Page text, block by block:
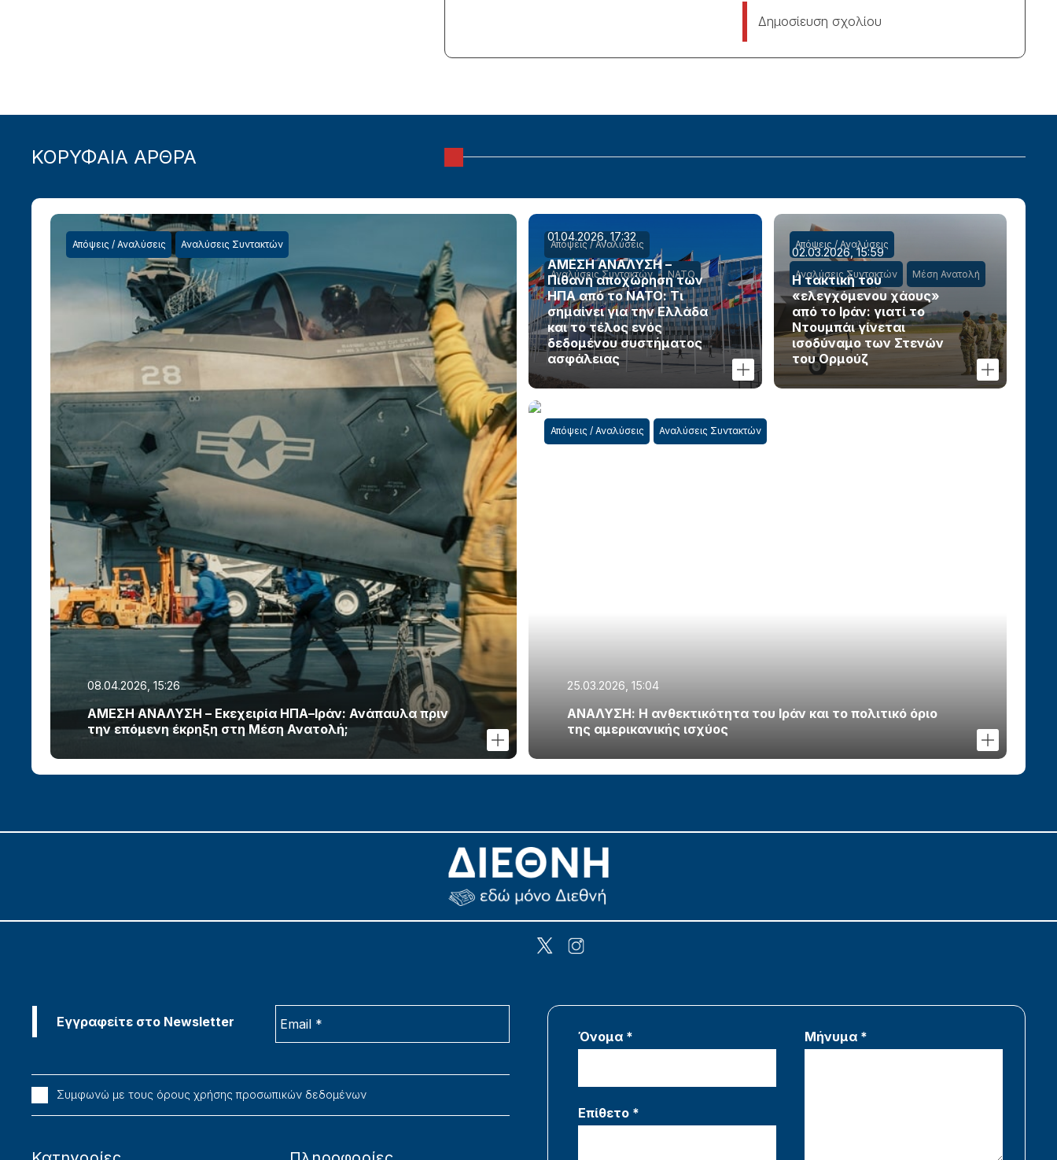
Δημοσίευση σχολίου
ΚΟΡΥΦΑΙΑ ΑΡΘΡΑ
Απόψεις / Αναλύσεις Αναλύσεις Συντακτών
08.04.2026, 15:26
ΑΜΕΣΗ ΑΝΑΛΥΣΗ – Εκεχειρία ΗΠΑ–Ιράν: Ανάπαυλα πριν
την επόμενη έκρηξη στη Μέση Ανατολή;
Απόψεις / Αναλύσεις
Αναλύσεις Συντακτών ΝΑΤΟ
01.04.2026, 17:32
ΑΜΕΣΗ ΑΝΑΛΥΣΗ –
Πιθανή αποχώρηση των
ΗΠΑ από το ΝΑΤΟ: Τι
σημαίνει για την Ελλάδα
και το τέλος ενός
δεδομένου συστήματος
ασφάλειας
Απόψεις / Αναλύσεις
Αναλύσεις Συντακτών Μέση Ανατολή
02.03.2026, 15:59
Η τακτική του
«ελεγχόμενου χάους»
από το Ιράν: γιατί το
Ντουμπάι γίνεται
ισοδύναμο των Στενών
του Ορμούζ
Απόψεις / Αναλύσεις Αναλύσεις Συντακτών
25.03.2026, 15:04
ΑΝΑΛΥΣΗ: Η ανθεκτικότητα του Ιράν και το πολιτικό όριο
της αμερικανικής ισχύος
Συμφωνώ με τους όρους χρήσης προσωπικών δεδομένων
Όνομα *
Επίθετο *
Μήνυμα *